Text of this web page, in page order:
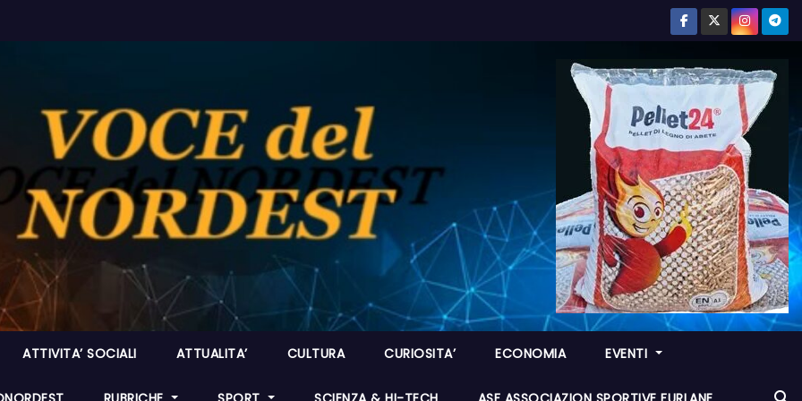
ATTIVITA’ SOCIALI ATTUALITA’ CULTURA CURIOSITA’ ECONOMIA EVENTI